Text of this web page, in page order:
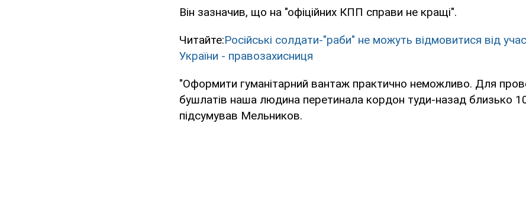
Він зазначив, що на "офіційних КПП справи не кращі".
Читайте:Російські солдати-"раби" не можуть відмовитися від
України - правозахисниця
"Оформити гуманітарний вантаж практично неможливо. Для
бушлатів наша людина перетинала кордон туди-назад близько
підсумував Мельников.